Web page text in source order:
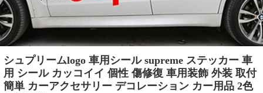
シュプリームlogo 車用シール supreme ステッカー 車
用 シール カッコイイ 個性 傷修復 車用装飾 外装 取付
簡単 カーアクセサリー デコレーション カー用品 2色